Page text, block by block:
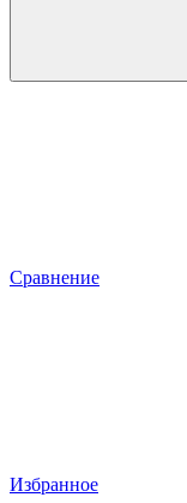
Сравнение
Избранное